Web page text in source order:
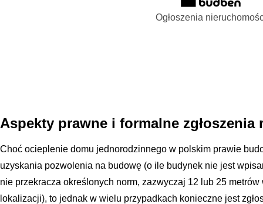
Ogłoszenia
Aspekty prawne i formalne zgłoszenia
Choć ocieplenie domu jednorodzinnego w polskim prawie
uzyskania pozwolenia na budowę (o ile budynek nie jest
nie przekracza określonych norm, zazwyczaj 12 lub 25
lokalizacji), to jednak w wielu przypadkach konieczne jest